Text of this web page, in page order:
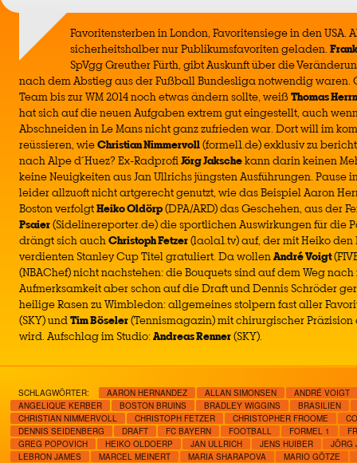
Favoritensterben in London, Favoritensiege in den USA.
sicherheitshalber nur Publikumsfavoriten geladen.
SpVgg Greuther Fürth, gibt Auskunft über die
nach dem Abstieg aus der Fußball Bundesliga notwendig waren.
Team bis zur WM 2014 noch etwas ändern sollte, weißThomas
hat sich auf die neuen Aufgaben extrem gut eingestellt, auch
Abschneiden in Le Mans nicht ganz zufrieden war. Dort will im
reüssieren, wieChristian Nimmervoll(formel1.de) exklusiv zu
nach Alpe d´Huez? Ex-RadprofiJörg Jakschekann darin keinen
keine Neuigkeiten aus Jan Ullrichs jüngsten Ausführungen. Pause
leider allzuoft nicht artgerecht genutzt, wie das Beispiel Aaron
Boston verfolgtHeiko Oldörp(DPA/ARD) das Geschehen, aus der
Psaier(Sidelinereporter.de) die sportlichen Auswirkungen für die
drängt sich auchChristoph Fetzer(laola1.tv) auf, der mit Heiko
verdienten Stanley Cup Titel gratuliert. Da wollenAndré Voigt
(NBAChef) nicht nachstehen: die Bouquets sind auf dem Weg
Aufmerksamkeit aber schon auf die Draft und Dennis Schröder
heilige Rasen zu Wimbledon: allgemeines stolpern fast aller
(SKY) undTim Böseler(Tennismagazin) mit chirurgischer
wird. Aufschlag im Studio:Andreas Renner(SKY).
SCHLAGWÖRTER: AARON HERNANDEZ ALLAN SIMONSEN
ANDRÉ VOIGT
ANGELIQUE KERBER
BOSTON BRUINS BRADLEY WIGGINS
BRASILIEN
CHRISTIAN NIMMERVOLL
CHRISTOPH FETZER CHRISTOPHER FROOME
DENNIS SEIDENBERG
DRAFT FC BAYERN FOOTBALL FORMEL 1
GREG POPOVICH
HEIKO OLDOERP JAN ULLRICH JENS HUIBER
JÖRG
LEBRON JAMES
MARCEL MEINERT MARIA SHARAPOVA
MARIO GÖTZE